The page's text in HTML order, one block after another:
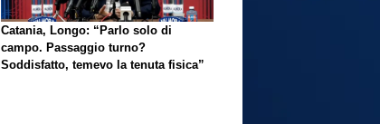
Catania, Longo: “Parlo solo di
campo. Passaggio turno?
Soddisfatto, temevo la tenuta fisica”